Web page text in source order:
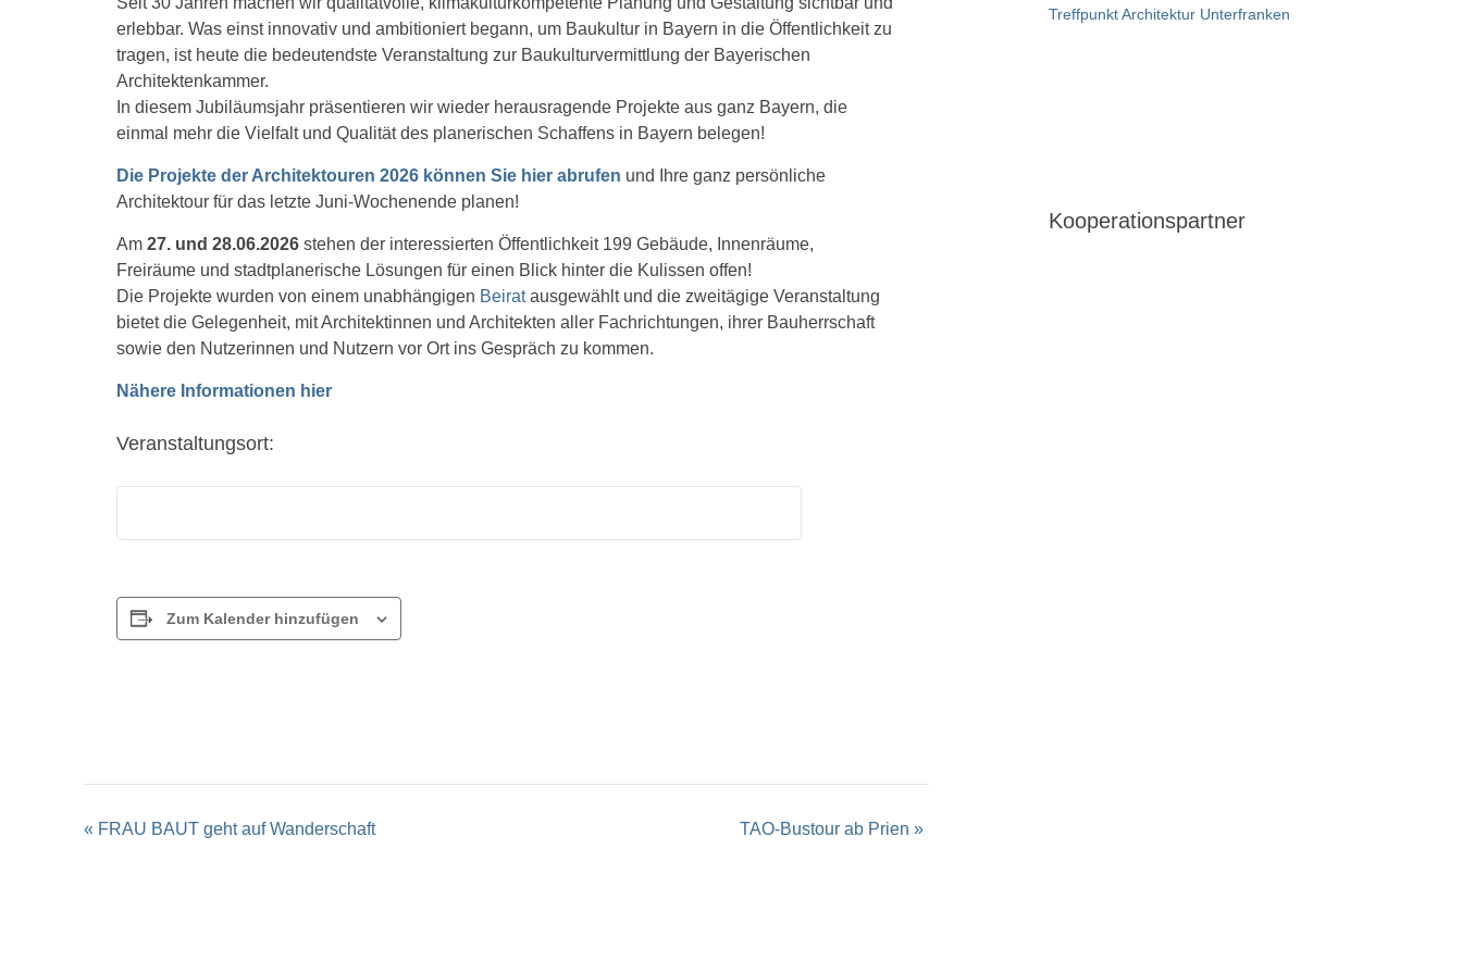
erlebbar. Was einst innovativ und ambitioniert begann, um Baukultur in Bayern in die Öffentlichkeit zu
tragen, ist heute die bedeutendste Veranstaltung zur Baukulturvermittlung der Bayerischen
Architektenkammer.
In diesem Jubiläumsjahr präsentieren wir wieder herausragende Projekte aus ganz Bayern, die
einmal mehr die Vielfalt und Qualität des planerischen Schaffens in Bayern belegen!
Die Projekte der Architektouren 2026 können Sie hier abrufen und Ihre ganz persönliche
Architektour für das letzte Juni-Wochenende planen!
Am 27. und 28.06.2026stehen der interessierten Öffentlichkeit 199 Gebäude, Innenräume,
Freiräume und stadtplanerische Lösungen für einen Blick hinter die Kulissen offen!
Die Projekte wurden von einem unabhängigen Beiratausgewählt und die zweitägige Veranstaltung
bietet die Gelegenheit, mit Architektinnen und Architekten aller Fachrichtungen, ihrer Bauherrschaft
sowie den Nutzerinnen und Nutzern vor Ort ins Gespräch zu kommen.
Nähere Informationen hier
Veranstaltungsort:
Zum Kalender hinzufügen
Veranstaltung-
« FRAU BAUT geht auf Wanderschaft TAO-Bustour ab Prien»
Treffpunkt Architektur Unterfranken
Kooperationspartner